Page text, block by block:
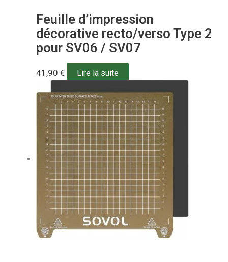
Feuille d’impression
décorative recto/verso Type 2
pour SV06 / SV07
41,90 € Lire la suite